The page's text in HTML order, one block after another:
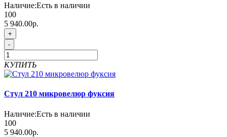
Наличие:Есть в наличии
100
5 940.00р.
+
-
КУПИТЬ
Стул 210 микровелюр фуксия
Наличие:Есть в наличии
100
5 940.00р.